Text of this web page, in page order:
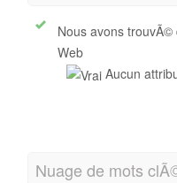
Nous avons
Web
Aucun
Nuage de mots